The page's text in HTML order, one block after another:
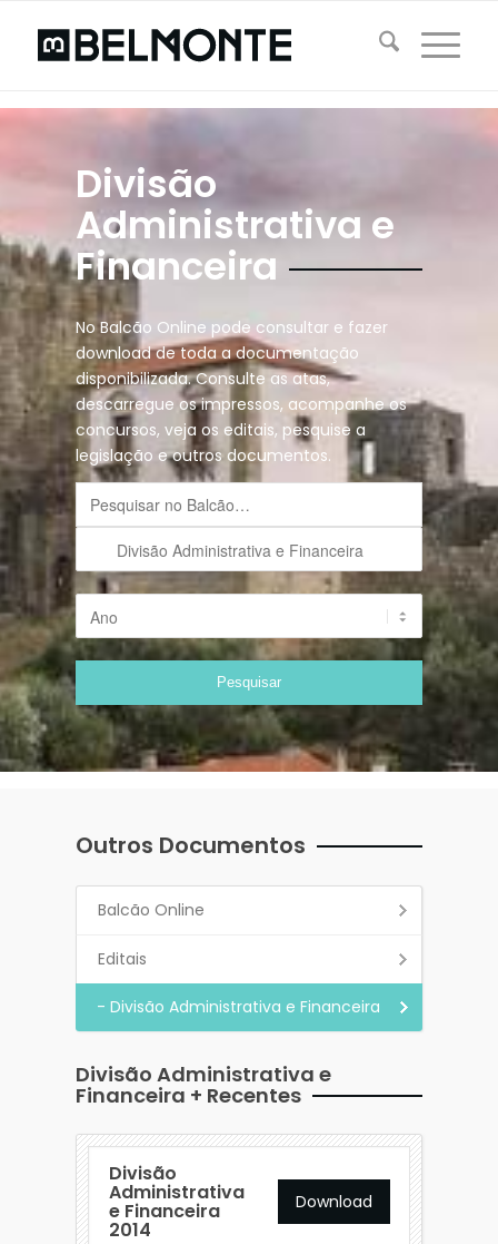
Divisão
Administrativa e
Financeira
No Balcão Online pode consultar e fazer
download de toda a documentação
disponibilizada. Consulte as atas,
descarregue os impressos, acompanhe os
concursos, veja os editais, pesquise a
legislação e outros documentos.
Outros Documentos
Balcão Online
Editais
- Divisão Administrativa e Financeira
Divisão Administrativa e
Financeira + Recentes
Divisão
Administrativa
e Financeira
2014
Download